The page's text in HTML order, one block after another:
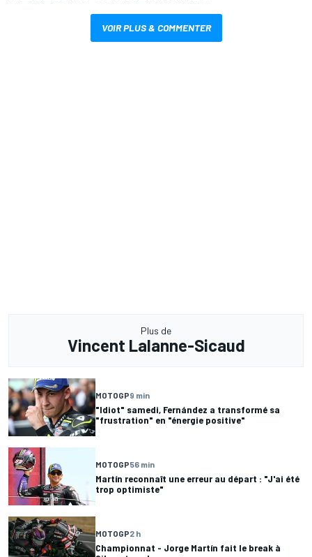
VOIR PLUS & COMMENTER
Plus de
Vincent Lalanne-Sicaud
MOTOGP9 min
"Idiot" samedi, Fernández a transformé sa
"frustration" en "énergie positive"
MOTOGP56 min
Martín reconnaît une erreur au départ : "J'ai été
trop optimiste"
MOTOGP2 h
Championnat - Jorge Martín fait le break à